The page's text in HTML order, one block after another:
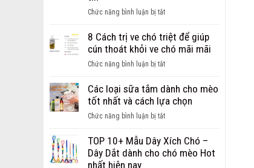
chó
ghẻ
từ
nhẹ
nặng
Chức năng bình luận bị tắtở
thiệu
địa
bán
bán
buôn
phụ
cho
chó
8 Cách trị ve chó triệt để giúp
cún thoát khỏi ve chó mãi mãi
Chức năng bình luận bị tắtở
Cách
trị
chó
để
giúp
Các loại sữa tắm dành cho mèo
tốt nhất và cách lựa chọn
Chức năng bình luận bị tắtở
loại
sữa
TOP 10+ Mẫu Dây Xích Chó –
Dây Dắt dành cho chó mèo Hot
nhất hiện nay